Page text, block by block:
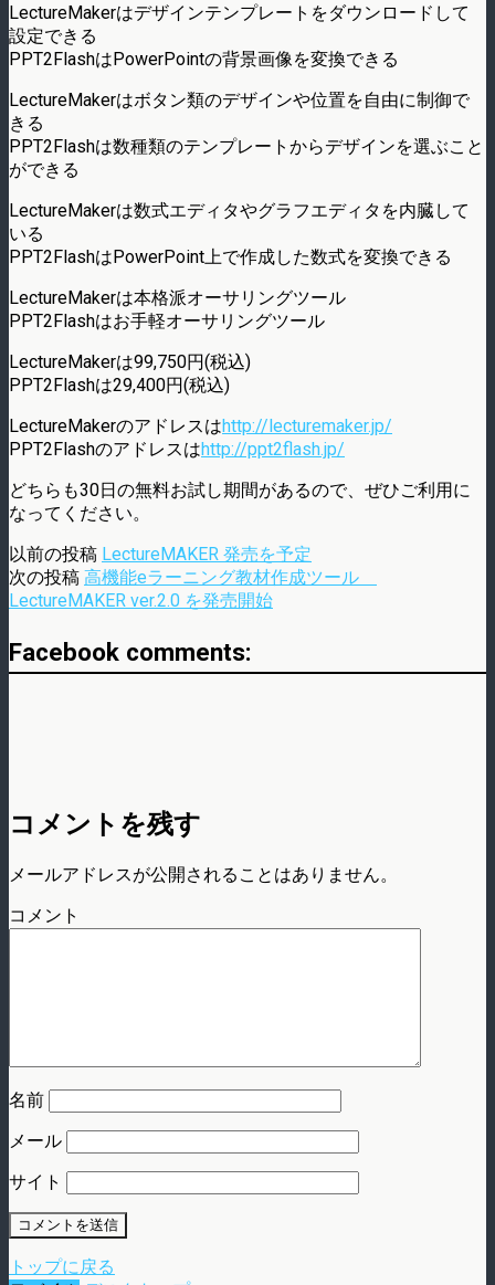
LectureMakerはデザインテンプレートをダウンロードして
設定できる
PPT2FlashはPowerPointの背景画像を変換できる
LectureMakerはボタン類のデザインや位置を自由に制御で
きる
PPT2Flashは数種類のテンプレートからデザインを選ぶこと
ができる
LectureMakerは数式エディタやグラフエディタを内臓して
いる
PPT2FlashはPowerPoint上で作成した数式を変換できる
LectureMakerは本格派オーサリングツール
PPT2Flashはお手軽オーサリングツール
LectureMakerは99,750円(税込)
PPT2Flashは29,400円(税込)
LectureMakerのアドレスはhttp://lecturemaker.jp/
PPT2Flashのアドレスはhttp://ppt2flash.jp/
どちらも30日の無料お試し期間があるので、ぜひご利用に
なってください。
以前の投稿 LectureMAKER 発売を予定
次の投稿 高機能eラーニング教材作成ツール
LectureMAKER ver.2.0 を発売開始
Facebook comments:
コメントを残す
メールアドレスが公開されることはありません。
コメント
名前
メール
サイト
トップに戻る